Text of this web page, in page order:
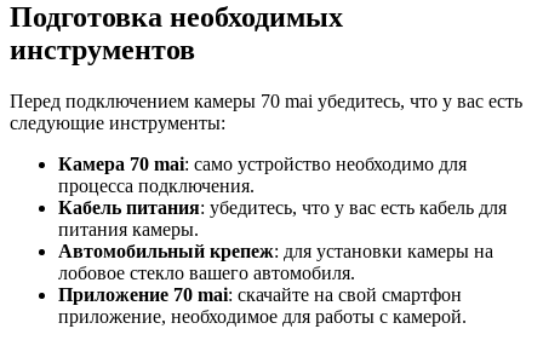
Подготовка необходимых
инструментов
Перед подключением камеры 70 mai убедитесь, что у вас есть
следующие инструменты:
Камера 70 mai: само устройство необходимо для
процесса подключения.
Кабель питания: убедитесь, что у вас есть кабель для
питания камеры.
Автомобильный крепеж: для установки камеры на
лобовое стекло вашего автомобиля.
Приложение 70 mai: скачайте на свой смартфон
приложение, необходимое для работы с камерой.